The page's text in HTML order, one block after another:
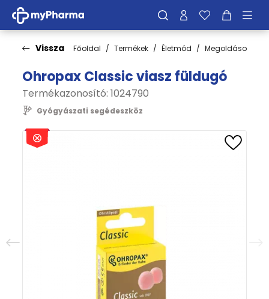
Vissza Főoldal Termékek Életmód Megoldások
Ohropax Classic viasz füldugó
Termékazonosító: 1024790
Gyógyászati segédeszköz